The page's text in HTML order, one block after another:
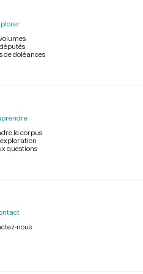
de doléances
le corpus
questions
nous